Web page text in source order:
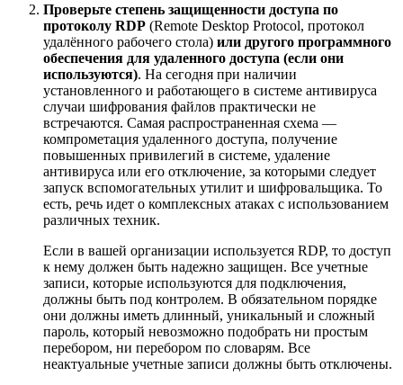
Проверьте степень защищенности доступа по
протоколу RDP (Remote Desktop Protocol, протокол
удалённого рабочего стола) или другого программного
обеспечения для удаленного доступа (если они
используются). На сегодня при наличии
установленного и работающего в системе антивируса
случаи шифрования файлов практически не
встречаются. Самая распространенная схема —
компрометация удаленного доступа, получение
повышенных привилегий в системе, удаление
антивируса или его отключение, за которыми следует
запуск вспомогательных утилит и шифровальщика. То
есть, речь идет о комплексных атаках с использованием
различных техник.
Если в вашей организации используется RDP, то доступ
к нему должен быть надежно защищен. Все учетные
записи, которые используются для подключения,
должны быть под контролем. В обязательном порядке
они должны иметь длинный, уникальный и сложный
пароль, который невозможно подобрать ни простым
перебором, ни перебором по словарям. Все
неактуальные учетные записи должны быть отключены.